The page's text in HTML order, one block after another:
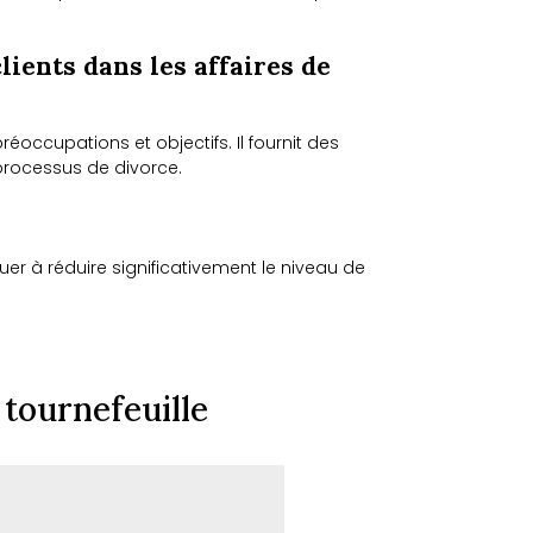
dans les affaires de
et objectifs. Il fournit des
de divorce.
à réduire significativement le niveau de